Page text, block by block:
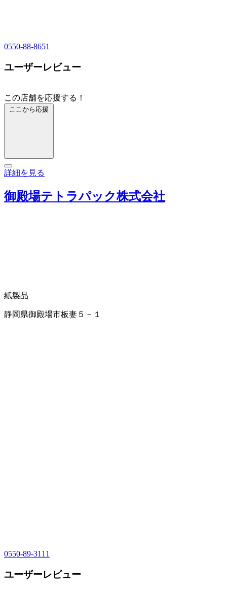
0550-88-8651
ユーザーレビュー
この店舗を応援する！
ここから応援
詳細を見る
御殿場テトラパック株式会社
紙製品
静岡県御殿場市板妻５－１
0550-89-3111
ユーザーレビュー